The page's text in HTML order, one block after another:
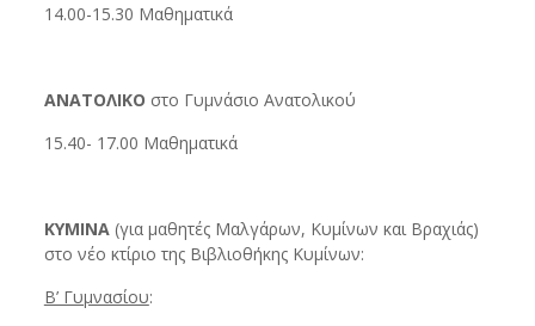
14.00-15.30 Μαθηματικά
ΑΝΑΤΟΛΙΚΟ στο Γυμνάσιο Ανατολικού
15.40- 17.00 Μαθηματικά
ΚΥΜΙΝΑ (για μαθητές Μαλγάρων, Κυμίνων και Βραχιάς)
στο νέο κτίριο της Βιβλιοθήκης Κυμίνων:
Β’ Γυμνασίου: